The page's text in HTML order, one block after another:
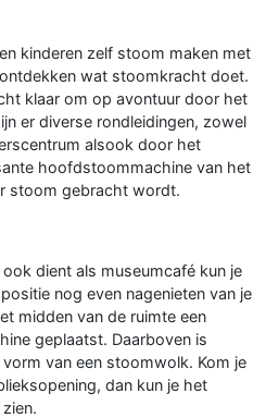
kinderen zelf stoom maken met
wat stoomkracht doet.
klaar om op avontuur door het
er diverse rondleidingen, zowel
alsook door het
hoofdstoommachine van het
stoom gebracht wordt.
dient als museumcafé kun je
nog even nagenieten van je
midden van de ruimte een
geplaatst. Daarboven is
van een stoomwolk. Kom je
dan kun je het